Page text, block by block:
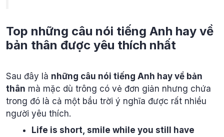
Top những câu nói tiếng Anh hay về
bản thân được yêu thích nhất
Sau đây là những câu nói tiếng Anh hay về bản
thân mà mặc dù trông có vẻ đơn giản nhưng chứa
trong đó là cả một bầu trời ý nghĩa được rất nhiều
người yêu thích.
Life is short, smile while you still have